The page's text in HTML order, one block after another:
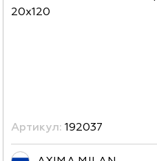
Артикул: 192037